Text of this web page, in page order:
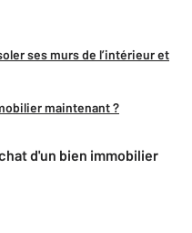
ses murs de l’intérieur et
maintenant ?
d'un bien immobilier